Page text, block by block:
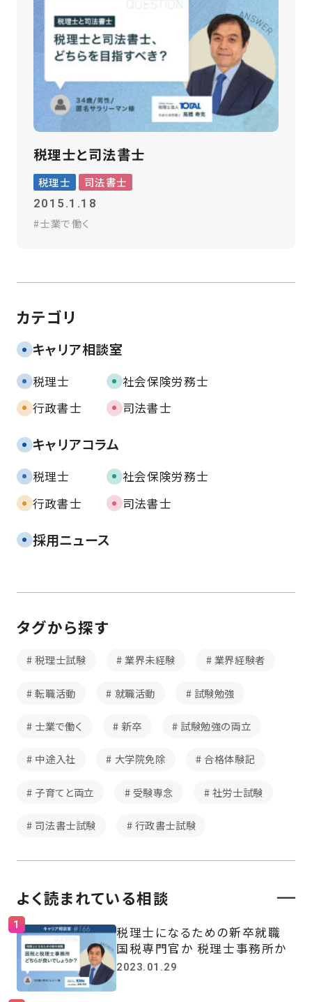
税理士と司法書士
税理士 司法書士
2015.1.18
士業で働く
カテゴリ
キャリア相談室
税理士
社会保険労務士
行政書士
司法書士
キャリアコラム
税理士
社会保険労務士
行政書士
司法書士
採用ニュース
タグから探す
税理士試験 業界未経験 業界経験者
転職活動 就職活動 試験勉強
士業で働く 新卒 試験勉強の両立
中途入社 大学院免除 合格体験記
子育てと両立 受験専念 社労士試験
司法書士試験 行政書士試験
よく読まれている相談
税理士になるための新卒就職
国税専門官か 税理士事務所か
2023.01.29